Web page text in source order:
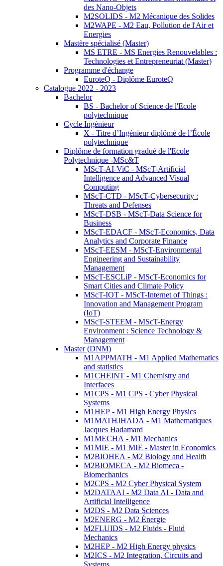
des Nano-Objets
M2SOLIDS - M2 Mécanique des Solides
M2WAPE - M2 Eau, Pollution de l'Air et
Energies
Mastère spécialisé (Master)
MS ETRE - MS Energies Renouvelables :
Technologies et Entrepreneuriat (Master)
Programme d'échange
EuroteQ - Diplôme EuroteQ
Catalogue 2022 - 2023
Bachelor
BS - Bachelor of Science de l'Ecole
polytechnique
Cycle Ingénieur
X - Titre d’Ingénieur diplômé de l’École
polytechnique
Diplôme de formation gradué de l'Ecole
Polytechnique -MSc&T
MScT-AI-ViC - MScT-Artificial
Intelligence and Advanced Visual
Computing
MScT-CTD - MScT-Cybersecurity :
Threats and Defenses
MScT-DSB - MScT-Data Science for
Business
MScT-EDACF - MScT-Economics, Data
Analytics and Corporate Finance
MScT-EESM - MScT-Environmental
Engineering and Sustainability
Management
MScT-ESCLiP - MScT-Economics for
Smart Cities and Climate Policy
MScT-IOT - MScT-Internet of Things :
Innovation and Management Program
(IoT)
MScT-STEEM - MScT-Energy
Environment : Science Technology &
Management
Master (DNM)
M1APPMATH - M1 Applied Mathematics
and statistics
M1CHEINT - M1 Chemistry and
Interfaces
M1CPS - M1 CPS - Cyber Physical
Systems
M1HEP - M1 High Energy Physics
M1MATHJHADA - M1 Mathematiques
Jacques Hadamard
M1MECHA - M1 Mechanics
M1MIE - M1 MIE - Master in Economics
M2BIOHEA - M2 Biology and Health
M2BIOMECA - M2 Biomeca -
Biomechanics
M2CPS - M2 Cyber Physical System
M2DATAAI - M2 Data AI - Data and
Artificial Intelligence
M2DS - M2 Data Sciences
M2ENERG - M2 Énergie
M2FLUIDS - M2 Fluids - Fluid
Mechanics
M2HEP - M2 High Energy physics
M2ICS - M2 Integration, Circuits and
Systems